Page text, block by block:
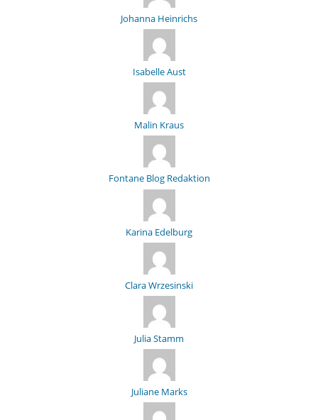
Johanna Heinrichs
Isabelle Aust
Malin Kraus
Fontane Blog Redaktion
Karina Edelburg
Clara Wrzesinski
Julia Stamm
Juliane Marks